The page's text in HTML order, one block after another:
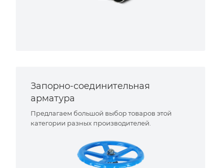
Запорно-соединительная
арматура
Предлагаем большой выбор товаров этой
категории разных производителей.